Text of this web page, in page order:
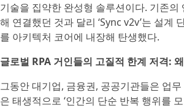
기술을 집약한 완성형 솔루션이다. 기존
해 연결했던 것과 달리 ‘Sync v2v’는 설
를 아키텍처 코어에 내장해 탄생했다.
글로벌 RPA 거인들의 고질적 한계 저격:
그동안 대기업, 금융권, 공공기관들은 업
은 태생적으로 ‘인간의 단순 반복 행위를